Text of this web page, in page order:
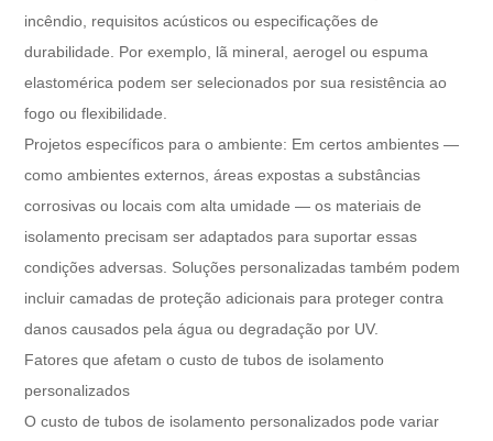
incêndio, requisitos acústicos ou especificações de
durabilidade. Por exemplo, lã mineral, aerogel ou espuma
elastomérica podem ser selecionados por sua resistência ao
fogo ou flexibilidade.
Projetos específicos para o ambiente: Em certos ambientes —
como ambientes externos, áreas expostas a substâncias
corrosivas ou locais com alta umidade — os materiais de
isolamento precisam ser adaptados para suportar essas
condições adversas. Soluções personalizadas também podem
incluir camadas de proteção adicionais para proteger contra
danos causados ​​pela água ou degradação por UV.
Fatores que afetam o custo de tubos de isolamento
personalizados
O custo de tubos de isolamento personalizados pode variar